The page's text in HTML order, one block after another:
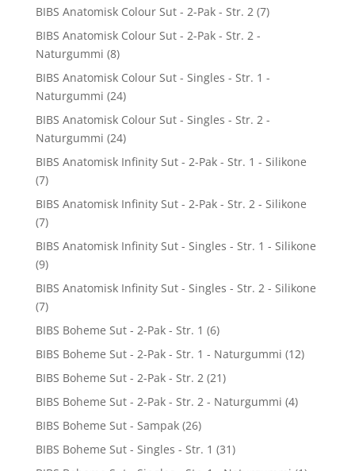
BIBS Anatomisk Colour Sut - 2-Pak - Str. 2 (7)
BIBS Anatomisk Colour Sut - 2-Pak - Str. 2 -
Naturgummi (8)
BIBS Anatomisk Colour Sut - Singles - Str. 1 -
Naturgummi (24)
BIBS Anatomisk Colour Sut - Singles - Str. 2 -
Naturgummi (24)
BIBS Anatomisk Infinity Sut - 2-Pak - Str. 1 - Silikone
(7)
BIBS Anatomisk Infinity Sut - 2-Pak - Str. 2 - Silikone
(7)
BIBS Anatomisk Infinity Sut - Singles - Str. 1 - Silikone
(9)
BIBS Anatomisk Infinity Sut - Singles - Str. 2 - Silikone
(7)
BIBS Boheme Sut - 2-Pak - Str. 1 (6)
BIBS Boheme Sut - 2-Pak - Str. 1 - Naturgummi (12)
BIBS Boheme Sut - 2-Pak - Str. 2 (21)
BIBS Boheme Sut - 2-Pak - Str. 2 - Naturgummi (4)
BIBS Boheme Sut - Sampak (26)
BIBS Boheme Sut - Singles - Str. 1 (31)